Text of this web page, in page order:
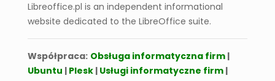
Jak odzyskać
Dlaczego nie działa
Libreoffice.pl is an independent informational
website dedicated to the LibreOffice suite.
Współpraca: Obsługa informatyczna firm |
Ubuntu | Plesk | Usługi informatyczne firm |